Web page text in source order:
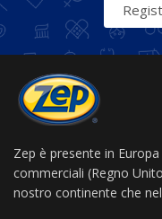
Zep è presente in
commerciali (Regno
nostro continente che